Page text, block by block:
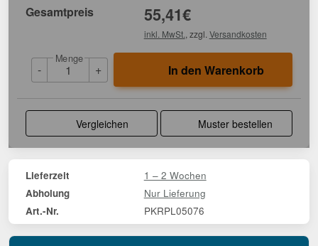
Gesamtpreis
55,41€
inkl. MwSt. , zzgl. Versandkosten
-
Menge
+ In den Warenkorb
Vergleichen Muster bestellen
Lieferzeit 1 – 2 Wochen
Abholung Nur Lieferung
Art.-Nr. PKRPL05076